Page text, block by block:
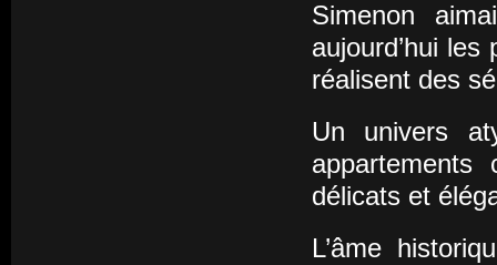
Simenon
aujourd’hui
réalisent des
Un univers
délicats et
L’âme